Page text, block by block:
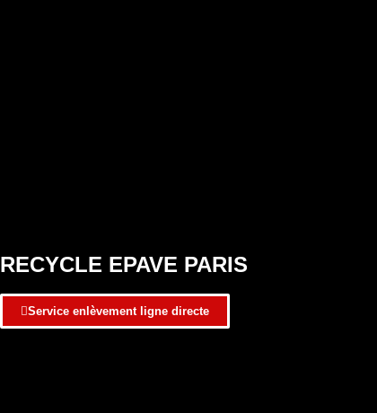
RECYCLE EPAVE PARIS
Service enlèvement ligne directe